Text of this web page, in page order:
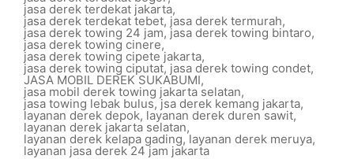
jasa derek terdekat jakarta,
jasa derek terdekat tebet, jasa derek termurah,
jasa derek towing 24 jam,jasa derek towing bintaro,
jasa derek towing cinere,
jasa derek towing cipete jakarta,
jasa derek towing ciputat, jasa derek towing condet,
JASA MOBIL DEREK SUKABUMI,
jasa mobil derek towing jakarta selatan,
jasa towing lebak bulus,jsa derek kemang jakarta,
layanan derek depok, layanan derek duren sawit,
layanan derek jakarta selatan,
layanan derek kelapa gading,layanan derek meruya,
layanan jasa derek 24 jam jakarta